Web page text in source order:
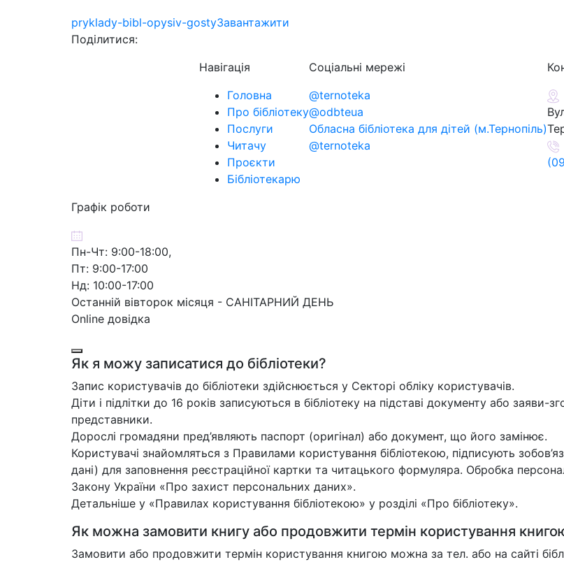
pryklady-bibl-opysiv-gostyЗавантажити
Поділитися:
Навігація
Головна
Про бібліотеку
Послуги
Читачу
Проєкти
Бібліотекарю
Соціальні мережі
@ternoteka
@odbteua
Обласна бібліотека для дітей (м.Тернопіль)
@ternoteka
Графік роботи
Пн-Чт: 9:00-18:00,
Пт: 9:00-17:00
Нд: 10:00-17:00
Останній вівторок місяця - САНІТАРНИЙ ДЕНЬ
Online довідка
Як я можу записатися до бібліотеки?
Запис користувачів до бібліотеки здійснюється у Секторі обліку користувачів.
Діти і підлітки до 16 років записуються в бібліотеку на підставі документу або заяви-
представники.
Дорослі громадяни пред’являють паспорт (оригінал) або документ, що його замінює.
Користувачі знайомляться з Правилами користування бібліотекою, підписують
дані) для заповнення реєстраційної картки та читацького формуляра. Обробка
Закону України «Про захист персональних даних».
Детальніше у «Правилах користування бібліотекою» у розділі «Про бібліотеку».
Як можна замовити книгу або продовжити термін користування
Замовити або продовжити термін користування книгою можна за тел. або на сайті